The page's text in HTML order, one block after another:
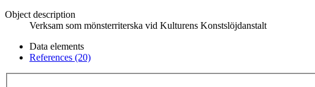
Object description
Verksam som mönsterriterska vid Kulturens Konstslöjdanstalt
Data elements
References (20)